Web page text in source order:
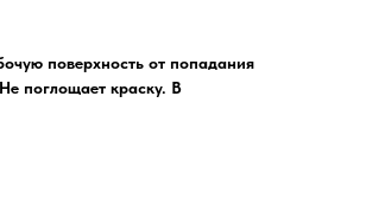
поверхность от попадания
поглощает краску. В